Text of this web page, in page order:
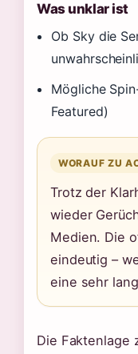
Was unklar ist
Ob Sky die
Mögliche
Featured)
WORAUF ZU
Trotz der
wieder
Medien. Die
eindeutig –
eine sehr
Die Faktenlage